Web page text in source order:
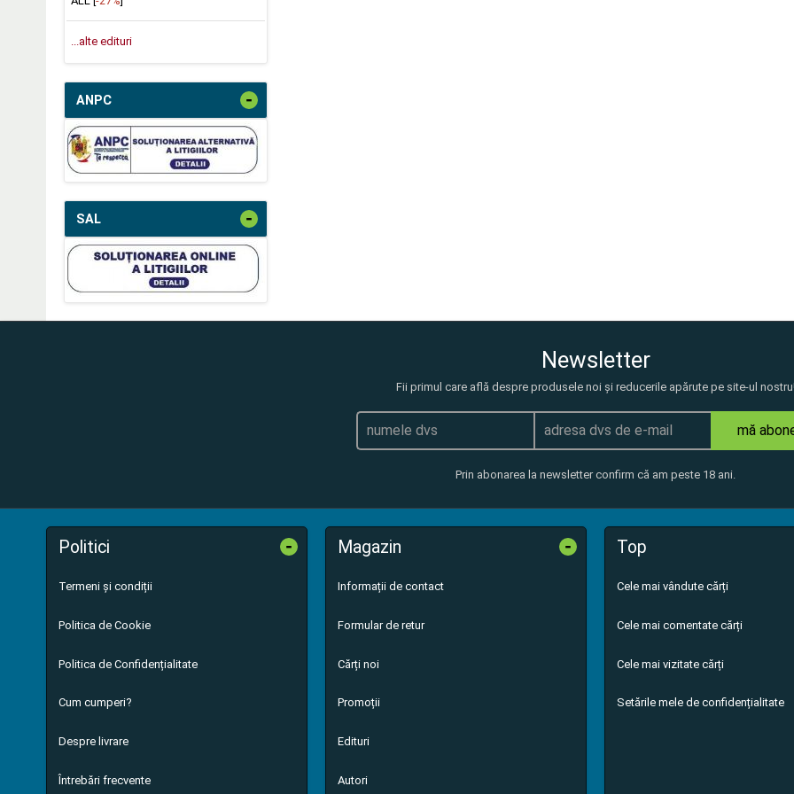
...alte edituri
ANPC -
SAL -
Newsletter
Fii primul care află despre produsele noi și reducerile apărute pe site-ul
mă
Prin abonarea la newsletter confirm că am peste 18 ani.
Politici -
Termeni și condiții
Politica de Cookie
Politica de Confidențialitate
Cum cumperi?
Despre livrare
Întrebări frecvente
Magazin -
Informații de contact
Formular de retur
Cărți noi
Promoții
Edituri
Autori
Top
Cele mai vândute cărți
Cele mai comentate cărți
Cele mai vizitate cărți
Setările mele de confidențialitate